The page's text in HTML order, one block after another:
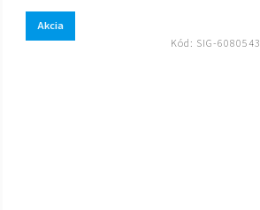
Akcia
Kód: SIG-6080543